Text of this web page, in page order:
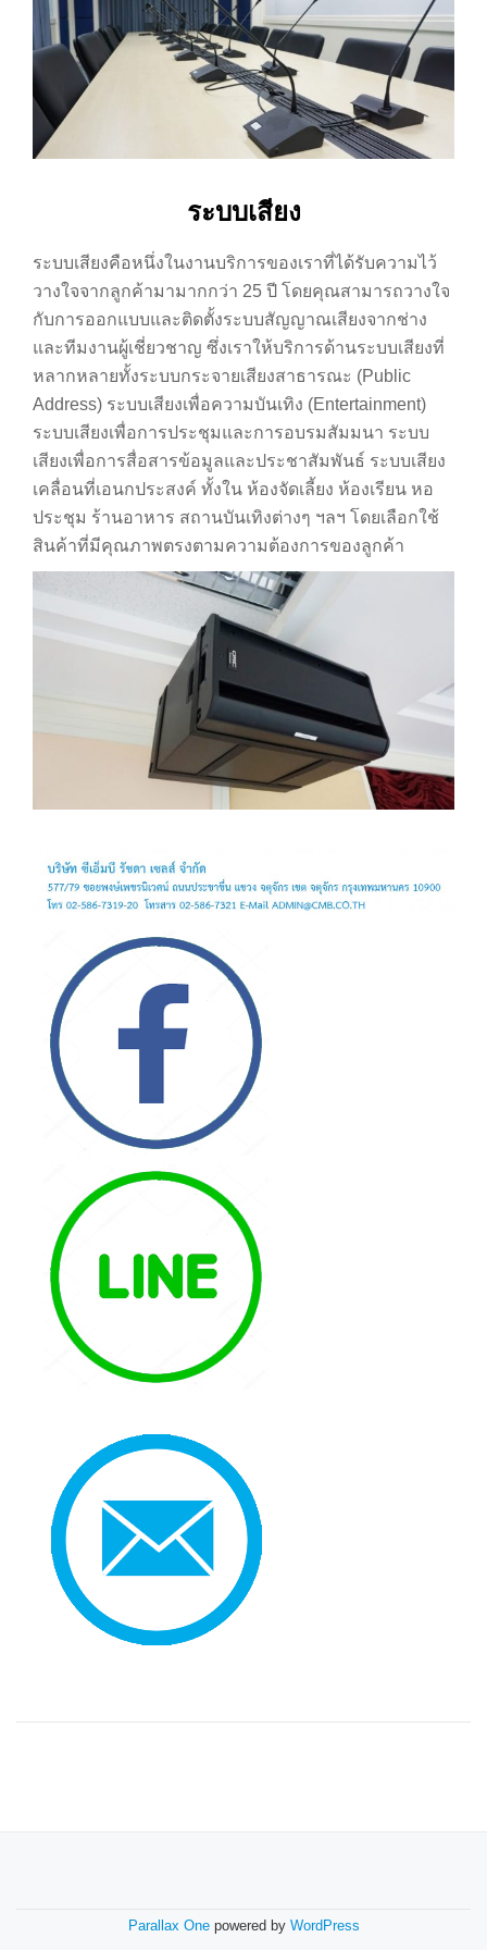
ระบบเสียง
ระบบเสียงคือหนึ่งในงานบริการของเราที่ได้รับความไว้
วางใจจากลูกค้ามามากกว่า 25 ปี โดยคุณสามารถวางใจ
กับการออกแบบและติดตั้งระบบสัญญาณเสียงจากช่าง
และทีมงานผู้เชี่ยวชาญ ซึ่งเราให้บริการด้านระบบเสียงที่
หลากหลายทั้งระบบกระจายเสียงสาธารณะ (Public
Address) ระบบเสียงเพื่อความบันเทิง (Entertainment)
ระบบเสียงเพื่อการประชุมและการอบรมสัมมนา ระบบ
เสียงเพื่อการสื่อสารข้อมูลและประชาสัมพันธ์ ระบบเสียง
เคลื่อนที่เอนกประสงค์ ทั้งใน ห้องจัดเลี้ยง ห้องเรียน หอ
ประชุม ร้านอาหาร สถานบันเทิงต่างๆ ฯลฯ โดยเลือกใช้
สินค้าที่มีคุณภาพตรงตามความต้องการของลูกค้า
Parallax One powered by WordPress